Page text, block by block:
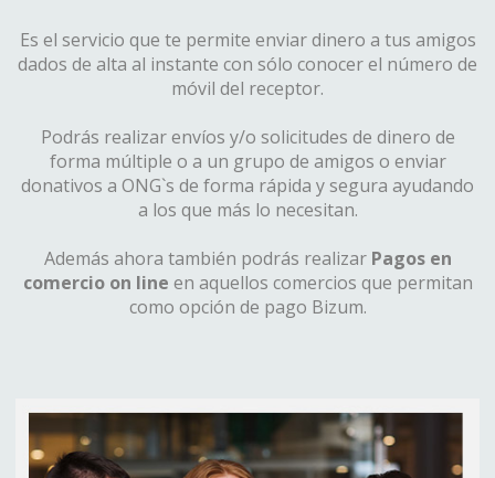
Es el servicio que te permite enviar dinero a tus amigos
dados de alta al instante con sólo conocer el número de
móvil del receptor.
Podrás realizar envíos y/o solicitudes de dinero de
forma múltiple o a un grupo de amigos o enviar
donativos a ONG`s de forma rápida y segura ayudando
a los que más lo necesitan.
Además ahora también podrás realizar Pagos en
comercio on line en aquellos comercios que permitan
como opción de pago Bizum.